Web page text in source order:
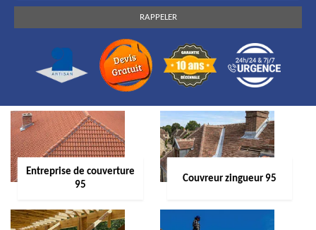
Entreprise de couverture
95
Couvreur zingueur 95